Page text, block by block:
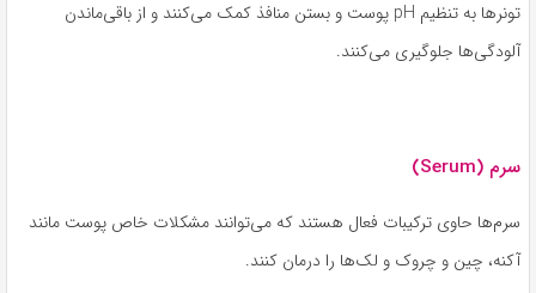
تونرها به تنظیم pH پوست و بستن منافذ کمک می‌کنند و از باقی‌ماندن
آلودگی‌ها جلوگیری می‌کنند.
سرم (Serum)
سرم‌ها حاوی ترکیبات فعال هستند که می‌توانند مشکلات خاص پوست مانند
آکنه، چین و چروک و لک‌ها را درمان کنند.